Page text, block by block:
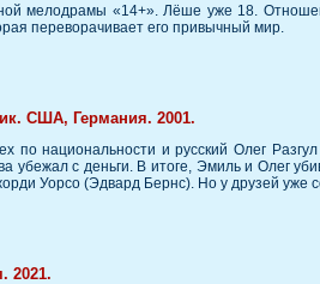
мелодрамы «14+». Лёше уже 18.
переворачивает его привычный мир.
США, Германия. 2001.
по национальности и русский Олег
убежал с деньги. В итоге, Эмиль и Олег
Уорсо (Эдвард Бернс). Но у друзей
2021.